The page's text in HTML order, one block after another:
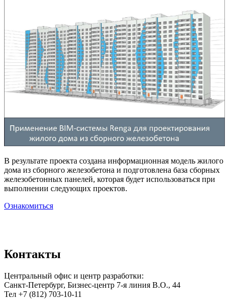
В результате проекта создана информационная модель жилого
дома из сборного железобетона и подготовлена база сборных
железобетонных панелей, которая будет использоваться при
выполнении следующих проектов.
Ознакомиться
Контакты
Центральный офис и центр разработки:
Санкт-Петербург, Бизнес-центр 7-я линия В.О., 44
Тел +7 (812) 703-10-11